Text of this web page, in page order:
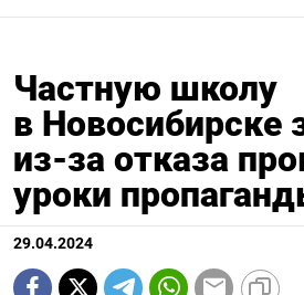
Частную школу
в Новосибирске
из-за отказа
уроки
29.04.2024